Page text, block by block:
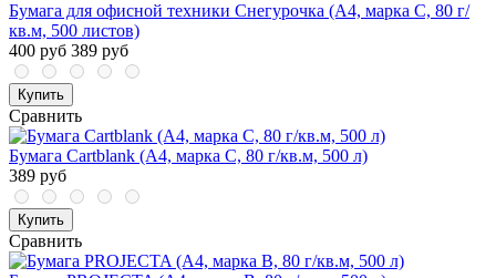
Бумага для офисной техники Снегурочка (А4, марка C, 80 г/
кв.м, 500 листов)
400 руб 389 руб
Купить
Сравнить
Бумага Cartblank (А4, марка С, 80 г/кв.м, 500 л)
389 руб
Купить
Сравнить